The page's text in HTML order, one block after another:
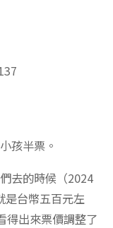
孩半票。
去的時候（2024
是台幣五百元左
得出來票價調整了